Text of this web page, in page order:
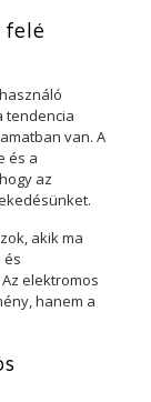
tendencia
van. A
és a
az
akik ma
és
elektromos
hanem a